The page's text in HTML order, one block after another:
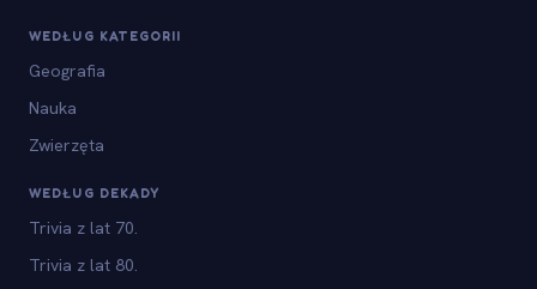
WEDŁUG KATEGORII
Geografia
Nauka
Zwierzęta
WEDŁUG DEKADY
Trivia z lat 70.
Trivia z lat 80.